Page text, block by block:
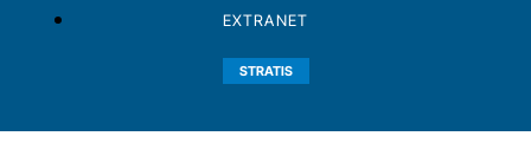
EXTRANET
STRATIS